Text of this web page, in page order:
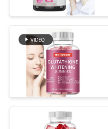
KONTROL
KUALITAS
HUBUNGI
KAMI
BERITA
Kapsul
Max Alami